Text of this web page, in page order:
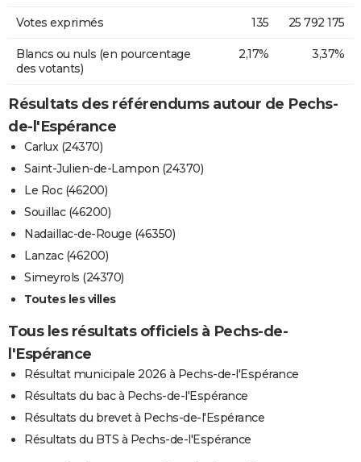
Votes exprimés 135 25 792 175
Blancs ou nuls (en pourcentage
des votants)
2,17% 3,37%
Résultats des référendums autour de Pechs-
de-l'Espérance
Carlux (24370)
Saint-Julien-de-Lampon (24370)
Le Roc (46200)
Souillac (46200)
Nadaillac-de-Rouge (46350)
Lanzac (46200)
Simeyrols (24370)
Toutes les villes
Tous les résultats officiels à Pechs-de-
l'Espérance
Résultat municipale 2026 à Pechs-de-l'Espérance
Résultats du bac à Pechs-de-l'Espérance
Résultats du brevet à Pechs-de-l'Espérance
Résultats du BTS à Pechs-de-l'Espérance